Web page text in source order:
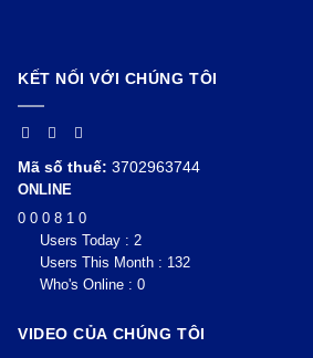
KẾT NỐI VỚI CHÚNG TÔI
Mã số thuế: 3702963744
ONLINE
0 0 0 8 1 0
Users Today : 2
Users This Month : 132
Who's Online : 0
VIDEO CỦA CHÚNG TÔI